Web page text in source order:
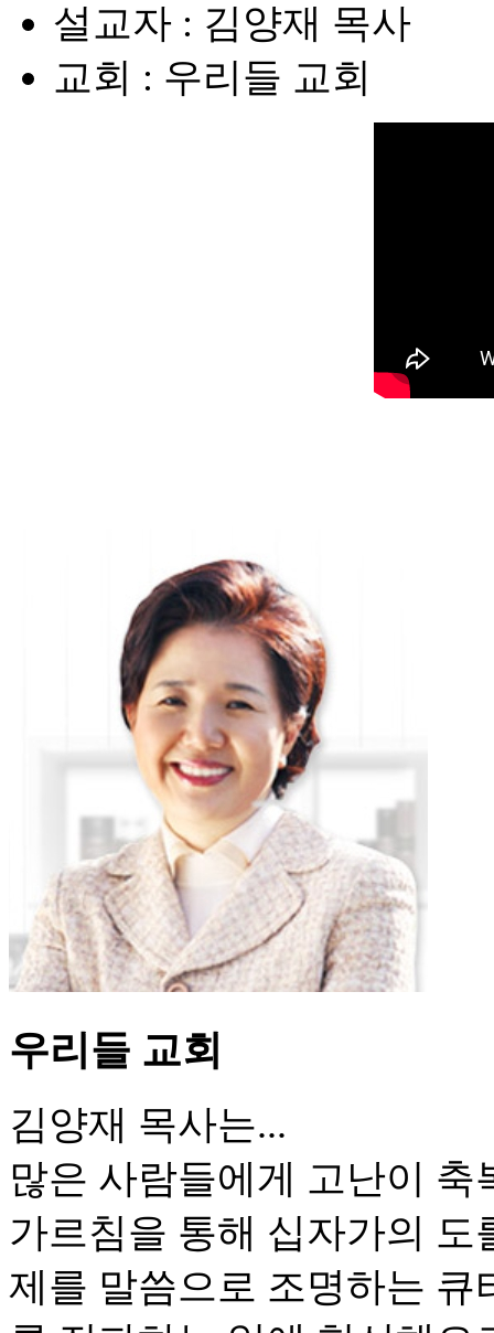
설교자 : 김양재 목사
교회 : 우리들 교회
우리들 교회
김양재 목사는...
많은 사람들에게 고난이
가르침을 통해 십자가의
제를 말씀으로 조명하는 큐